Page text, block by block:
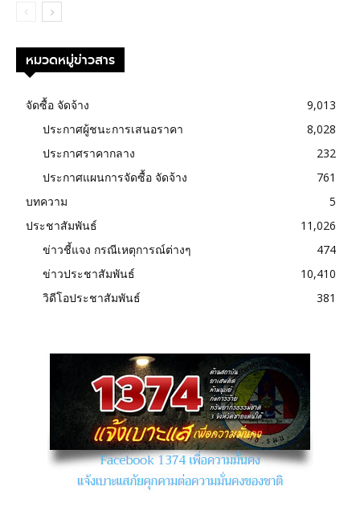
หมวดหมู่ข่าวสาร
จัดซื้อ จัดจ้าง
9,013
ประกาศผู้ชนะการเสนอราคา
8,028
ประกาศราคากลาง
232
ประกาศแผนการจัดซื้อ จัดจ้าง
761
บทความ
5
ประชาสัมพันธ์
11,026
ข่าวชี้แจง กรณีเหตุการณ์ต่างๆ
474
ข่าวประชาสัมพันธ์
10,410
วิดีโอประชาสัมพันธ์
381